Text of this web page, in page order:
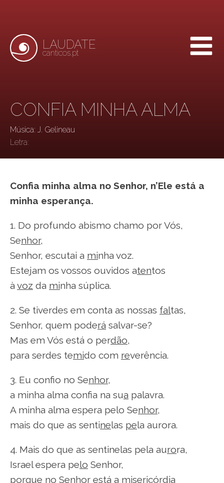
LAUDATE
canticos.pt
CONFIA MINHA ALMA
Música: J. Gelineau
Letra:
Confia minha alma no Senhor, n’Ele está a
minha esperança.
1. Do profundo abismo chamo por Vós,
Senhor,
Senhor, escutai a minha voz.
Estejam os vossos ouvidos atentos
à voz da minha súplica.
2. Se tiverdes em conta as nossas faltas,
Senhor, quem poderá salvar-se?
Mas em Vós está o perdão,
para serdes temido com reverência.
3. Eu confio no Senhor,
a minha alma confia na sua palavra.
A minha alma espera pelo Senhor,
mais do que as sentinelas pela aurora.
4. Mais do que as sentinelas pela aurora,
Israel espera pelo Senhor,
porque no Senhor está a misericórdia